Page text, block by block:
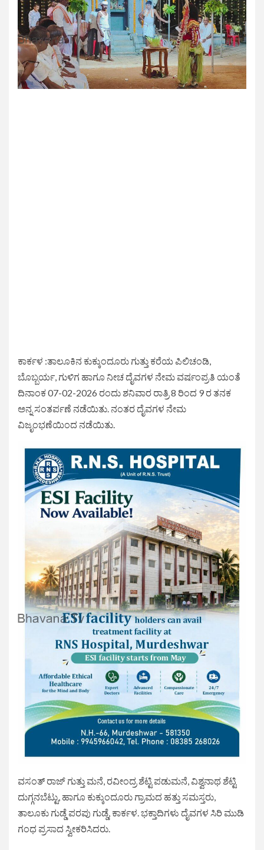
ಕಾರ್ಕಳ :ತಾಲೂಕಿನ ಕುಕ್ಕುಂದೂರು ಗುತ್ತು ಕರೆಯ ಪಿಲಿಚಂಡಿ,
ಬೊಬ್ಬರ್ಯ, ಗುಳಿಗ ಹಾಗೂ ನೀಚ ದೈವಗಳ ನೇಮ ವರ್ಷಂಪ್ರತಿ ಯಂತೆ
ದಿನಾಂಕ 07-02-2026 ರಂದು ಶನಿವಾರ ರಾತ್ರಿ 8 ರಿಂದ 9 ರ ತನಕ
ಅನ್ನ ಸಂತರ್ಪಣೆ ನಡೆಯಿತು. ನಂತರ ದೈವಗಳ ನೇಮ
ವಿಜೃಂಭಣೆಯಿಂದ ನಡೆಯಿತು.
ವಸಂತ್ ರಾಜ್ ಗುತ್ತು ಮನೆ, ರವೀಂದ್ರ ಶೆಟ್ಟಿ ಪಡುಮನೆ, ವಿಶ್ವನಾಥ ಶೆಟ್ಟಿ
ದುಗ್ಗನಬೆಟ್ಟು, ಹಾಗೂ ಕುಕ್ಕುಂದೂರು ಗ್ರಾಮದ ಹತ್ತು ಸಮಸ್ತರು,
ತಾಲೂಕು ಗುಡ್ಡೆ ಪರಪು ಗುಡ್ಡೆ, ಕಾರ್ಕಳ. ಭಕ್ತಾದಿಗಳು ದೈವಗಳ ಸಿರಿ ಮುಡಿ
ಗಂಧ ಪ್ರಸಾದ ಸ್ವೀಕರಿಸಿದರು.